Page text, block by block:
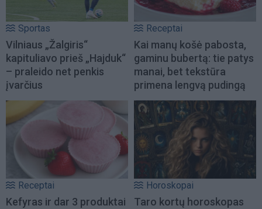
Sportas
Vilniaus „Žalgiris“
kapituliavo prieš „Hajduk“
– praleido net penkis
įvarčius
Receptai
Kai manų košė pabosta,
gaminu bubertą: tie patys
manai, bet tekstūra
primena lengvą pudingą
Receptai
Kefyras ir dar 3 produktai
Horoskopai
Taro kortų horoskopas